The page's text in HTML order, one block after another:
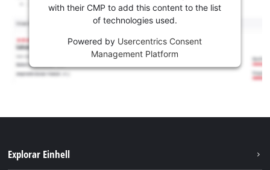
with their CMP to add this content to the list
of technologies used.
Powered by Usercentrics Consent
Management Platform
Explorar Einhell